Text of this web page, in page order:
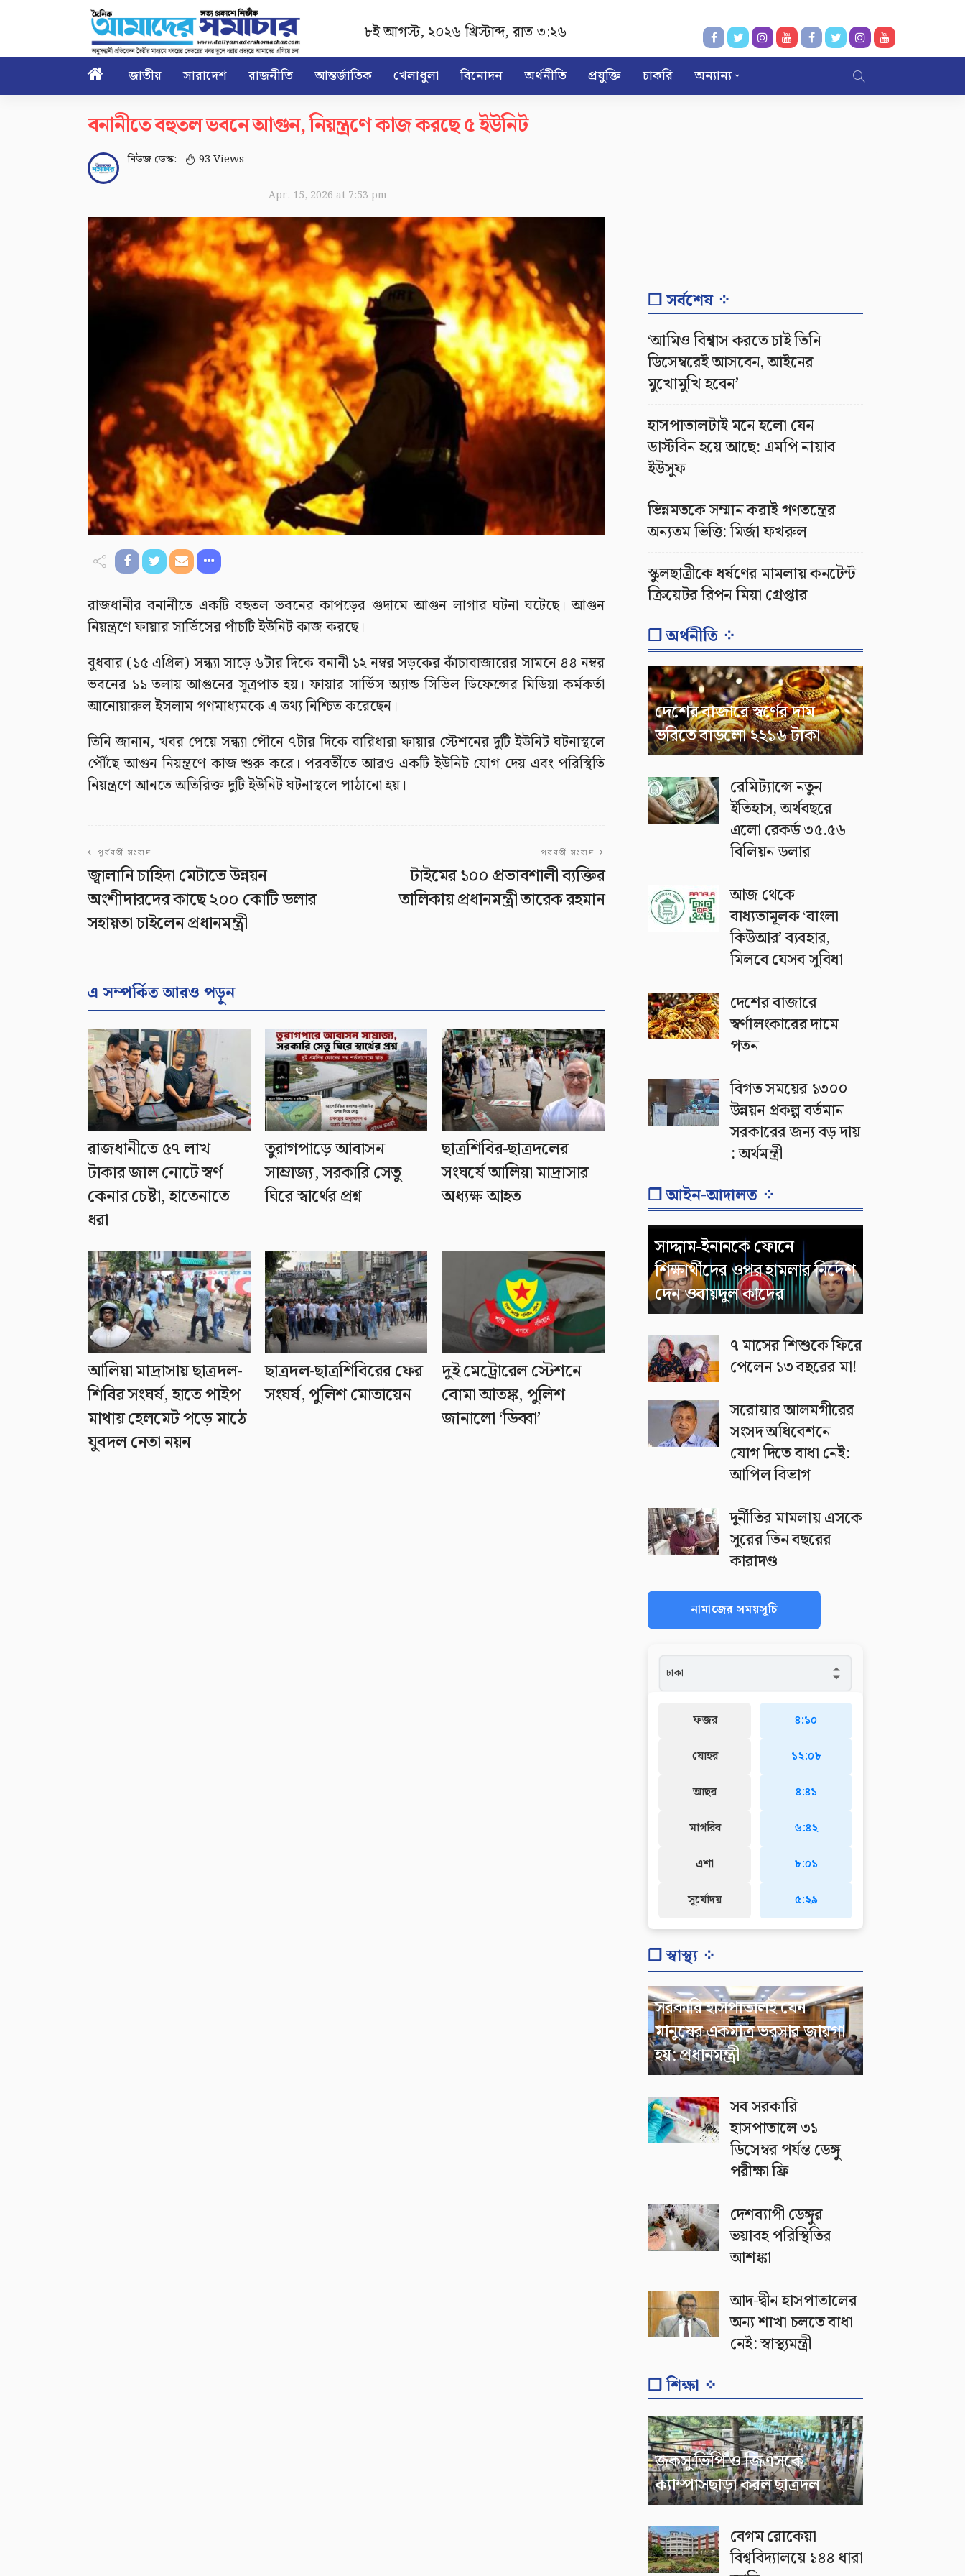
৮ই আগস্ট, ২০২৬ খ্রিস্টাব্দ,রাত ৩:২৬
 জাতীয় সারাদেশ রাজনীতি আন্তর্জাতিক খেলাধুলা বিনোদন অর্থনীতি প্রযুক্তি চাকরি অন্যান্য
বনানীতে বহুতল ভবনে আগুন, নিয়ন্ত্রণে কাজ করছে ৫ ইউনিট
নিউজ ডেস্ক: 93 Views
Apr. 15, 2026 at 7:53 pm
রাজধানীর বনানীতে একটি বহুতল ভবনের কাপড়ের গুদামে আগুন লাগার ঘটনা ঘটেছে। আগুন
নিয়ন্ত্রণে ফায়ার সার্ভিসের পাঁচটি ইউনিট কাজ করছে।
বুধবার (১৫ এপ্রিল) সন্ধ্যা সাড়ে ৬টার দিকে বনানী ১২ নম্বর সড়কের কাঁচাবাজারের সামনে ৪৪ নম্বর
ভবনের ১১ তলায় আগুনের সূত্রপাত হয়। ফায়ার সার্ভিস অ্যান্ড সিভিল ডিফেন্সের মিডিয়া কর্মকর্তা
আনোয়ারুল ইসলাম গণমাধ্যমকে এ তথ্য নিশ্চিত করেছেন।
তিনি জানান, খবর পেয়ে সন্ধ্যা পৌনে ৭টার দিকে বারিধারা ফায়ার স্টেশনের দুটি ইউনিট ঘটনাস্থলে
পৌঁছে আগুন নিয়ন্ত্রণে কাজ শুরু করে। পরবর্তীতে আরও একটি ইউনিট যোগ দেয় এবং পরিস্থিতি
নিয়ন্ত্রণে আনতে অতিরিক্ত দুটি ইউনিট ঘটনাস্থলে পাঠানো হয়।
পূর্ববর্তী সংবাদ
জ্বালানি চাহিদা মেটাতে উন্নয়ন
অংশীদারদের কাছে ২০০ কোটি ডলার
সহায়তা চাইলেন প্রধানমন্ত্রী
পরবর্তী সংবাদ
টাইমের ১০০ প্রভাবশালী ব্যক্তির
তালিকায় প্রধানমন্ত্রী তারেক রহমান
এ সম্পর্কিত আরও পড়ুন
রাজধানীতে ৫৭ লাখ
টাকার জাল নোটে স্বর্ণ
কেনার চেষ্টা, হাতেনাতে
ধরা
তুরাগপাড়ে আবাসন
সাম্রাজ্য, সরকারি সেতু
ঘিরে স্বার্থের প্রশ্ন
ছাত্রশিবির-ছাত্রদলের
সংঘর্ষে আলিয়া মাদ্রাসার
অধ্যক্ষ আহত
আলিয়া মাদ্রাসায় ছাত্রদল-
শিবির সংঘর্ষ, হাতে পাইপ
মাথায় হেলমেট পড়ে মাঠে
যুবদল নেতা নয়ন
ছাত্রদল-ছাত্রশিবিরের ফের
সংঘর্ষ, পুলিশ মোতায়েন
দুই মেট্রোরেল স্টেশনে
বোমা আতঙ্ক, পুলিশ
জানালো ‘ডিব্বা’
❐ সর্বশেষ ⁘
‘আমিও বিশ্বাস করতে চাই তিনি
ডিসেম্বরেই আসবেন, আইনের
মুখোমুখি হবেন’
হাসপাতালটাই মনে হলো যেন
ডাস্টবিন হয়ে আছে: এমপি নায়াব
ইউসুফ
ভিন্নমতকে সম্মান করাই গণতন্ত্রের
অন্যতম ভিত্তি: মির্জা ফখরুল
স্কুলছাত্রীকে ধর্ষণের মামলায় কনটেন্ট
ক্রিয়েটর রিপন মিয়া গ্রেপ্তার
❐ অর্থনীতি ⁘
দেশের বাজারে স্বর্ণের দাম
ভরিতে বাড়লো ২২১৬ টাকা
রেমিট্যান্সে নতুন
ইতিহাস, অর্থবছরে
এলো রেকর্ড ৩৫.৫৬
বিলিয়ন ডলার
আজ থেকে
বাধ্যতামূলক ‘বাংলা
কিউআর’ ব্যবহার,
মিলবে যেসব সুবিধা
দেশের বাজারে
স্বর্ণালংকারের দামে
পতন
বিগত সময়ের ১৩০০
উন্নয়ন প্রকল্প বর্তমান
সরকারের জন্য বড় দায়
: অর্থমন্ত্রী
❐ আইন-আদালত ⁘
সাদ্দাম-ইনানকে ফোনে
শিক্ষার্থীদের ওপর হামলার নির্দেশ
দেন ওবায়দুল কাদের
৭ মাসের শিশুকে ফিরে
পেলেন ১৩ বছরের মা!
সরোয়ার আলমগীরের
সংসদ অধিবেশনে
যোগ দিতে বাধা নেই:
আপিল বিভাগ
দুর্নীতির মামলায় এসকে
সুরের তিন বছরের
কারাদণ্ড
নামাজের সময়সূচি
ফজর
যোহর
আছর
মাগরিব
এশা
সূর্যোদয়
৪:১০
১২:০৮
৪:৪১
৬:৪২
৮:০১
৫:২৯
❐ স্বাস্থ্য ⁘
সরকারি হাসপাতালই যেন
মানুষের একমাত্র ভরসার জায়গা
হয়: প্রধানমন্ত্রী
সব সরকারি
হাসপাতালে ৩১
ডিসেম্বর পর্যন্ত ডেঙ্গু
পরীক্ষা ফ্রি
দেশব্যাপী ডেঙ্গুর
ভয়াবহ পরিস্থিতির
আশঙ্কা
আদ-দ্বীন হাসপাতালের
অন্য শাখা চলতে বাধা
নেই: স্বাস্থ্যমন্ত্রী
❐ শিক্ষা ⁘
জকসু ভিপি ও জিএসকে
ক্যাম্পাসছাড়া করল ছাত্রদল
বেগম রোকেয়া
বিশ্ববিদ্যালয়ে ১৪৪ ধারা